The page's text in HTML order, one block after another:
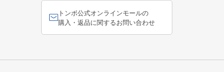
トンボ公式オンラインモールの
購入・返品に関するお問い合わせ